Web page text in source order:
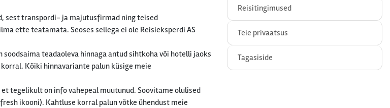
Reisitingimused
Teie privaatsus
Tagasiside
sest transpordi- ja majutusfirmad ning teised
ette teatamata. Seoses sellega ei ole Reisieksperdi AS
teadaoleva hinnaga antud sihtkoha või hotelli jaoks
Kõiki hinnavariante palun küsige meie
tegelikult on info vahepeal muutunud. Soovitame olulised
ikooni). Kahtluse korral palun võtke ühendust meie